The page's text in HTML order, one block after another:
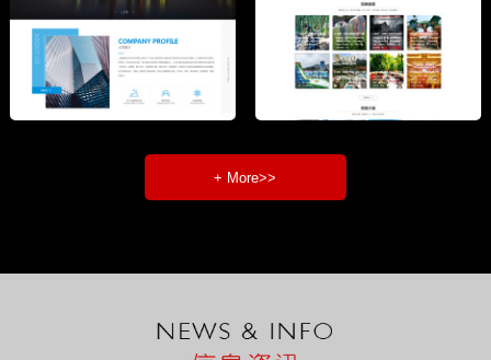
+ More>>